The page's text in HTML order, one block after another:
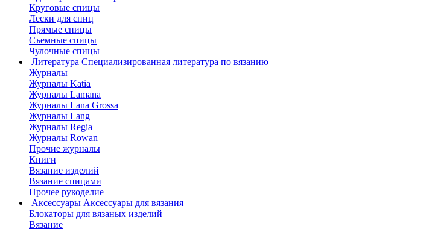
Круговые спицы
Лески для спиц
Прямые спицы
Съемные спицы
Чулочные спицы
Литература Специализированная литература по вязанию
Журналы
Журналы Katia
Журналы Lamana
Журналы Lana Grossa
Журналы Lang
Журналы Regia
Журналы Rowan
Прочие журналы
Книги
Вязание изделий
Вязание спицами
Прочее рукоделие
Аксессуары Аксессуары для вязания
Блокаторы для вязаных изделий
Вязание